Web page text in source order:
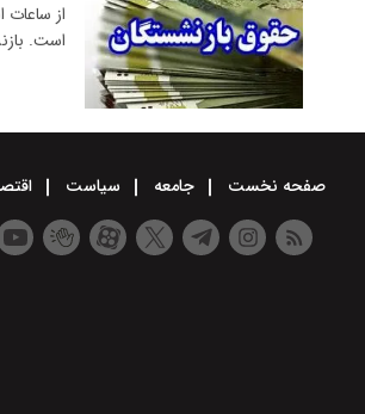
از ساعات
است.
صفحه نخست جامعه سیاست